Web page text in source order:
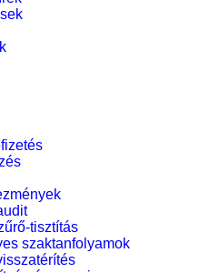
tisztítás
szaktanfolyamok